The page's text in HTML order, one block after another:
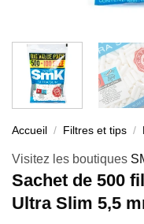
Accueil / Filtres et tips /
Visitez les boutiques
Sachet de 500
Ultra Slim 5,5